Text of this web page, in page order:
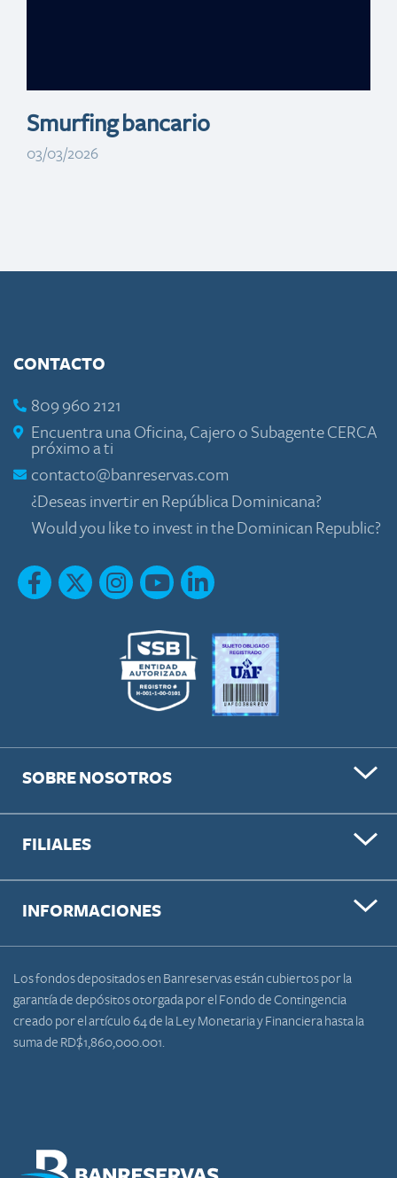
Smurfing bancario
03/03/2026
CONTACTO
809 960 2121
Encuentra una Oficina, Cajero o Subagente CERCA
próximo a ti
contacto@banreservas.com
¿Deseas invertir en República Dominicana?
Would you like to invest in the Dominican Republic?
SOBRE NOSOTROS
FILIALES
INFORMACIONES
Los fondos depositados en Banreservas están cubiertos por la
garantía de depósitos otorgada por el Fondo de Contingencia
creado por el artículo 64 de la Ley Monetaria y Financiera hasta la
suma de RD$1,860,000.001.